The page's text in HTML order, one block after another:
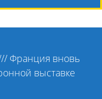
Франция вновь
выставке